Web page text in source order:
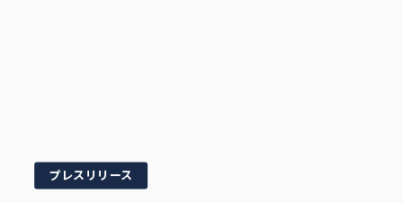
プレスリリース